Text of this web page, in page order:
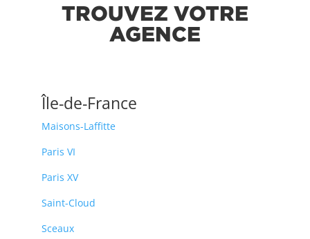
TROUVEZ VOTRE
AGENCE
Île-de-France
Maisons-Laffitte
Paris VI
Paris XV
Saint-Cloud
Sceaux